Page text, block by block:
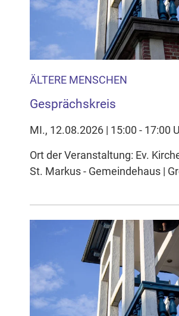
ÄLTERE MENSCHEN
Gesprächskreis
MI., 12.08.2026 | 15:00 - 17:00
Ort der Veranstaltung: Ev.
St. Markus - Gemeindehaus |